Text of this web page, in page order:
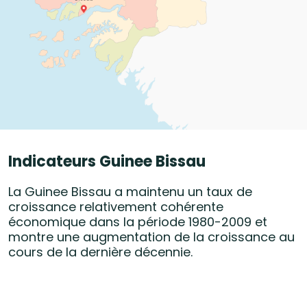
Indicateurs Guinee Bissau
La Guinee Bissau a maintenu un taux de
croissance relativement cohérente
économique dans la période 1980-2009 et
montre une augmentation de la croissance au
cours de la dernière décennie.